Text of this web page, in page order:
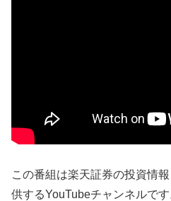
この番組は楽天証券の投資情
供するYouTubeチャンネルです